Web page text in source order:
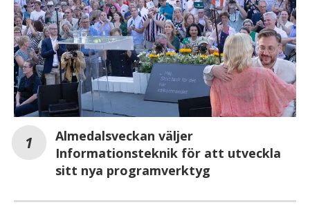
Almedalsveckan väljer
Informationsteknik för att utveckla
sitt nya programverktyg